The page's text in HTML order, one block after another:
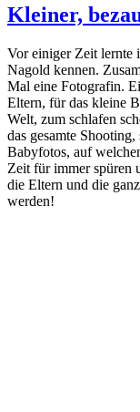
Kleiner,
Vor einiger Zeit lernte
Nagold kennen.
Mal eine Fotografin.
Eltern, für das kleine
Welt, zum schlafen
das gesamte
Babyfotos, auf
Zeit für immer spüren
die Eltern und die
werden!